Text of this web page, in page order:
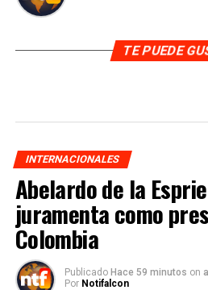
TE PUEDE
INTERNACIONALES
Abelardo de la
juramenta como
Colombia
Publicado Hace 59 minutos on
Por Notifalcon